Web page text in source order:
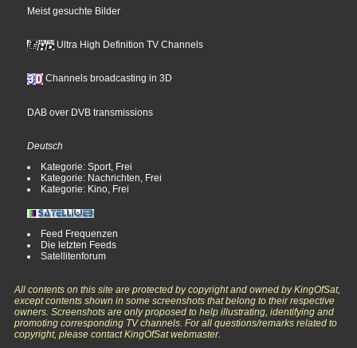
Meist gesuchte Bilder
Ultra High Definition TV Channels
Channels broadcasting in 3D
DAB over DVB transmissions
Deutsch
Kategorie: Sport, Frei
Kategorie: Nachrichten, Frei
Kategorie: Kino, Frei
Feed Frequenzen
Die letzten Feeds
Satellitenforum
All contents on this site are protected by copyright and owned by KingOfSat,
except contents shown in some screenshots that belong to their respective
owners. Screenshots are only proposed to help illustrating, identifying and
promoting corresponding TV channels. For all questions/remarks related to
copyright, please contact KingOfSat webmaster.